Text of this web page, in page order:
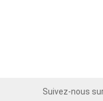
Suivez-nous